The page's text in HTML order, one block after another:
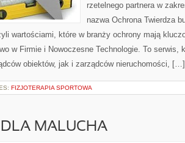
rzetelnego partnera w
nazwa Ochrona Twierdza
wartościami, które w branży ochrony mają
w Firmie i Nowoczesne Technologie. To serwis,
obiektów, jak i zarządców nieruchomości, […]
FIZJOTERAPIA SPORTOWA
MALUCHA